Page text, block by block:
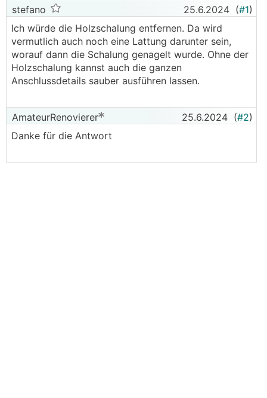
stefano 25.6.2024 (#1)
Ich würde die Holzschalung entfernen. Da wird
vermutlich auch noch eine Lattung darunter sein,
worauf dann die Schalung genagelt wurde. Ohne der
Holzschalung kannst auch die ganzen
Anschlussdetails sauber ausführen lassen.
AmateurRenovierer 25.6.2024 (#2)
Danke für die Antwort